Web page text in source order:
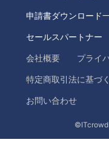
申請書ダウンロード
セールスパートナー
会社概要 プライ
特定商取引法に基づ
お問い合わせ
©ITcrowd